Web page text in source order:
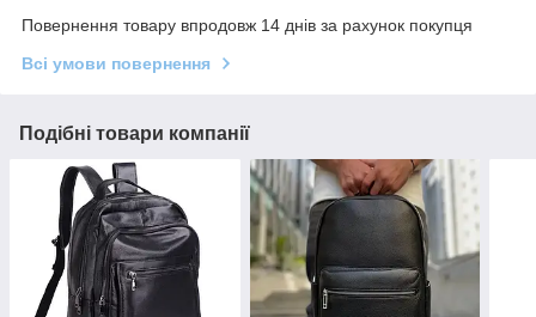
Повернення товару впродовж 14 днів за рахунок покупця
Всі умови повернення
Подібні товари компанії